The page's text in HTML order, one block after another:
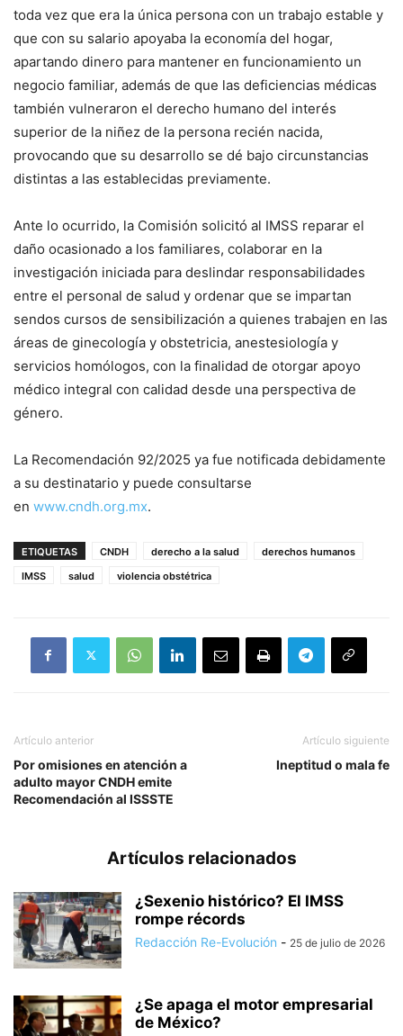
toda vez que era la única persona con un trabajo estable y
que con su salario apoyaba la economía del hogar,
apartando dinero para mantener en funcionamiento un
negocio familiar, además de que las deficiencias médicas
también vulneraron el derecho humano del interés
superior de la niñez de la persona recién nacida,
provocando que su desarrollo se dé bajo circunstancias
distintas a las establecidas previamente.
Ante lo ocurrido, la Comisión solicitó al IMSS reparar el
daño ocasionado a los familiares, colaborar en la
investigación iniciada para deslindar responsabilidades
entre el personal de salud y ordenar que se impartan
sendos cursos de sensibilización a quienes trabajen en las
áreas de ginecología y obstetricia, anestesiología y
servicios homólogos, con la finalidad de otorgar apoyo
médico integral con calidad desde una perspectiva de
género.
La Recomendación 92/2025 ya fue notificada debidamente
a su destinatario y puede consultarse
en www.cndh.org.mx.
ETIQUETAS CNDH derecho a la salud
derechos humanos
IMSS
salud violencia obstétrica
Artículo anterior
Por omisiones en atención a
adulto mayor CNDH emite
Recomendación al ISSSTE
Artículo siguiente
Ineptitud o mala fe
Artículos relacionados
¿Sexenio histórico? El IMSS
rompe récords
Redacción Re-Evolución - 25 de julio de 2026
¿Se apaga el motor empresarial
de México?